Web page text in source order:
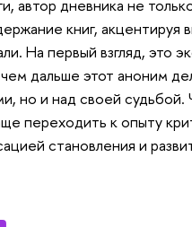
автор дневника не
книг,
На первый взгляд, это
дальше этот аноним
но и над своей
переходить к опыту
становления и